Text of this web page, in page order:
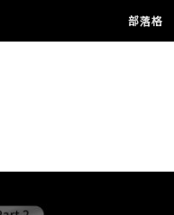
部落格